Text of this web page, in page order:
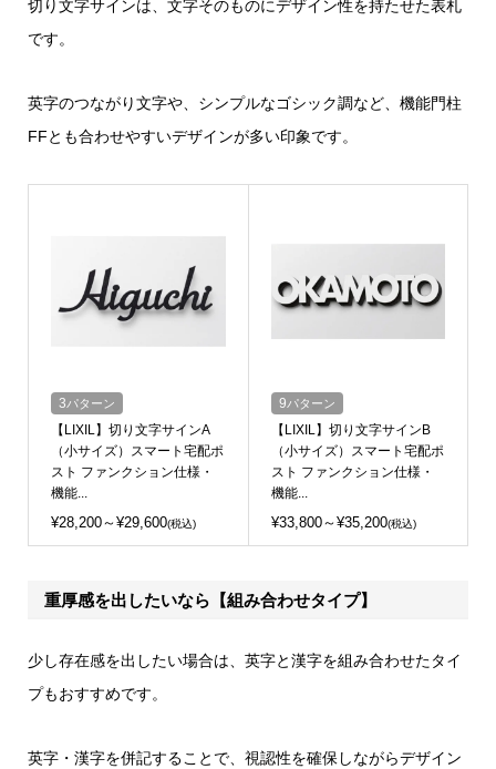
切り文字サインは、文字そのものにデザイン性を持たせた表札
です。
英字のつながり文字や、シンプルなゴシック調など、機能門柱
FFとも合わせやすいデザインが多い印象です。
3パターン
【LIXIL】切り文字サインA
（小サイズ）スマート宅配ポ
スト ファンクション仕様・
機能...
¥28,200～¥29,600(税込)
9パターン
【LIXIL】切り文字サインB
（小サイズ）スマート宅配ポ
スト ファンクション仕様・
機能...
¥33,800～¥35,200(税込)
重厚感を出したいなら【組み合わせタイプ】
少し存在感を出したい場合は、英字と漢字を組み合わせたタイ
プもおすすめです。
英字・漢字を併記することで、視認性を確保しながらデザイン